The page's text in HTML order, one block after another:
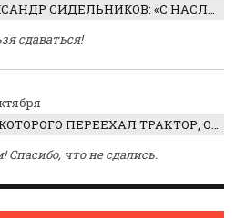
ГЛУХОЙ АКТЕР АЛЕКСАНДР СИДЕЛЬНИКОВ: «С НАСЛАЖДЕНИЕМ ИГРАЛ ОТРИЦАТЕЛЬНОГО ГЕРОЯ!»
сдаваться!
СЕРДЦЕ ПАЦИЕНТА, КОТОРОГО ПЕРЕЕХАЛ ТРАКТОР, ОБНАРУЖИЛИ… В ЖИВОТЕ
что не сдались.